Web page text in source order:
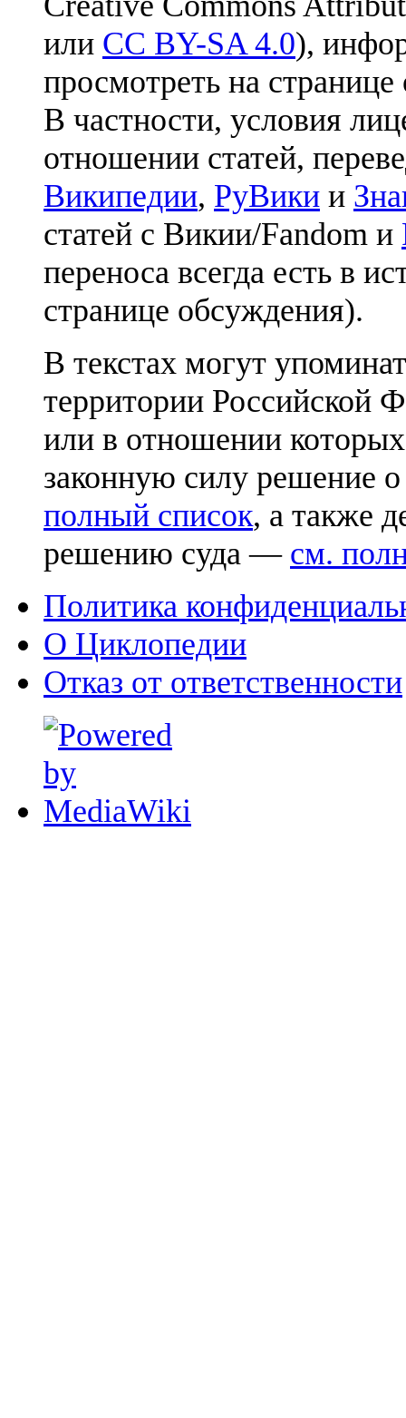
или CC BY-SA 4.0),
просмотреть на
В частности, условия
отношении статей,
Википедии, РуВики и
статей с Викии/Fandom и
переноса всегда есть в
странице обсуждения).
В текстах могут
территории Российской
или в отношении
законную силу решение
полный список, а также
решению суда — см.
Политика
О Циклопедии
Отказ от ответственности